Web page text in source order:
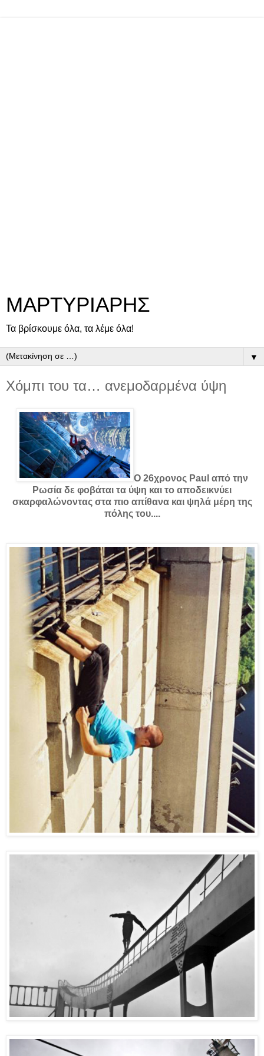
ΜΑΡΤΥΡΙΑΡΗΣ
Τα βρίσκουμε όλα, τα λέμε όλα!
▼
Xόμπι του τα… ανεμοδαρμένα ύψη
O 26χρονος Paul από την
Ρωσία δε φοβάται τα ύψη και το αποδεικνύει
σκαρφαλώνοντας στα πιο απίθανα και ψηλά μέρη της
πόλης του....